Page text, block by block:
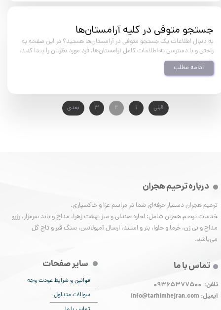
جستجو متوفی در کلیه آرامستان‌ها
به دنبال اطلاعات یک جستجو متوفی در آرامستان‌ها هستید؟ در این صفحه به
راحتی و با دسترسی به اطلاعات کامل آرامستان‌ها، فرد مورد نظرتان را پیدا کنید.
ادامه مطلب
قبلی ۱ ۲ ۳ بعدی
درباره ترحیم هجران
ترحیم هجران دستیار حرفه‌ای شما در مراسم عزا و خاکسپاری.
خدمات ترحیم هجران شامل: اجاره صندلی و میز بهشت زهرا، مداح و باند سرمزار، رزرو
مداح و نی زن، خرما و حلوا، بنر و استند، ارسال آمبولانس، سنگ قبر و تاج گل
می‌باشد.
سایر صفحات
قوانین و شرایط عودت وجه
سوالات متداول
تماس با ما
تلفن: 09365377500
ایمیل: info@tarhimhejran.com